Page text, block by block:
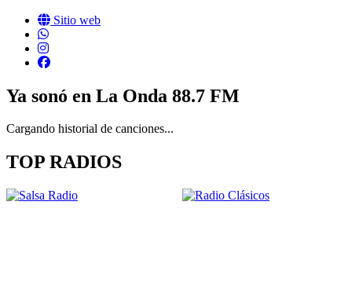
Sitio web
Ya sonó en La Onda 88.7 FM
Cargando historial de canciones...
TOP RADIOS